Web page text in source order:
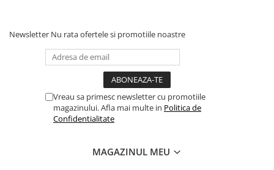
Newsletter Nu rata ofertele si promotiile noastre
Vreau sa primesc newsletter cu promotiile
magazinului. Afla mai multe in Politica de
Confidentialitate
MAGAZINUL MEU